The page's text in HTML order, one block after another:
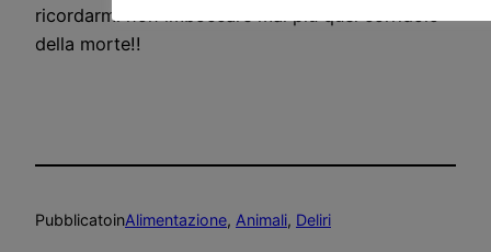
ricordarmi non imboccare mai più quel corridoio
della morte!!
PubblicatoinAlimentazione, Animali, Deliri